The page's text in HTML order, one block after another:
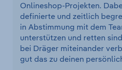
Onlineshop-Projekten.
definierte und zeitlich
in Abstimmung mit dem
unterstützen und retten
bei Dräger miteinander
gut das zu deinen